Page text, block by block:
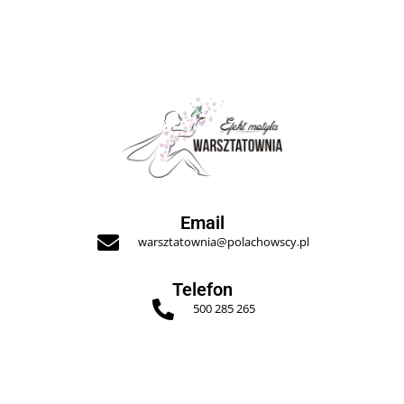
Email
warsztatownia@polachowscy.pl
Telefon
500 285 265